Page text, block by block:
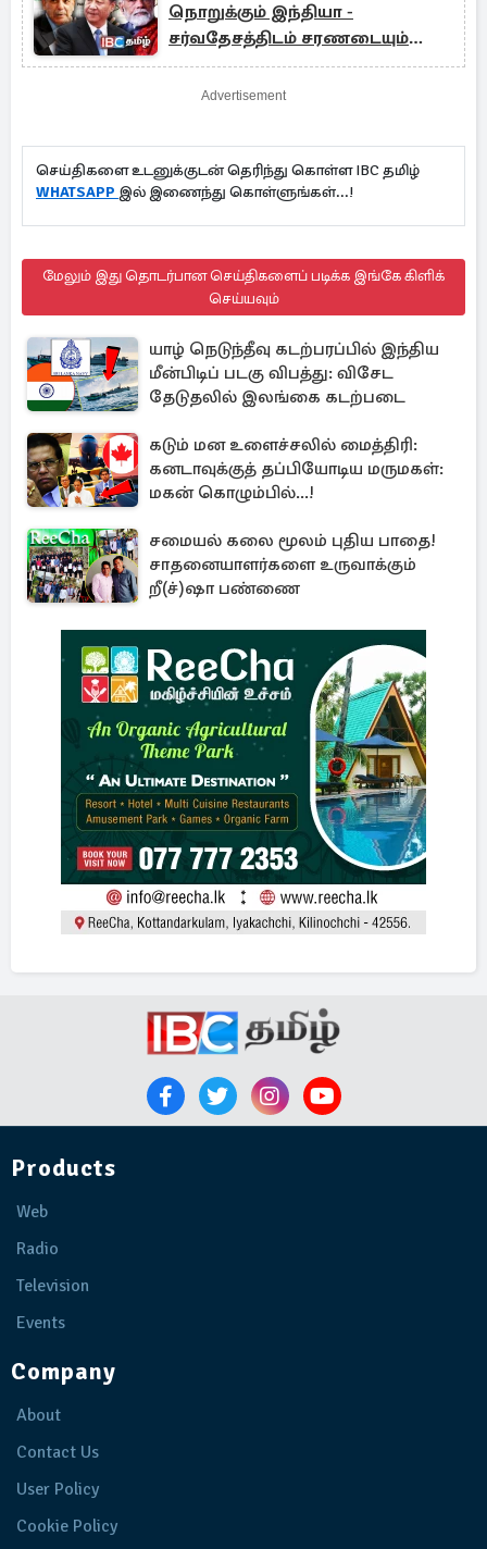
நொறுக்கும் இந்தியா -
சர்வதேசத்திடம் சரணடையும்
பாகிஸ்தான்
Advertisement
செய்திகளை உடனுக்குடன் தெரிந்து கொள்ள IBC தமிழ்
WHATSAPP இல் இணைந்து கொள்ளுங்கள்...!
மேலும் இது தொடர்பான செய்திகளைப் படிக்க இங்கே கிளிக்
செய்யவும்
யாழ் நெடுந்தீவு கடற்பரப்பில் இந்திய
மீன்பிடிப் படகு விபத்து: விசேட
தேடுதலில் இலங்கை கடற்படை
கடும் மன உளைச்சலில் மைத்திரி:
கனடாவுக்குத் தப்பியோடிய மருமகள்:
மகன் கொழும்பில்...!
சமையல் கலை மூலம் புதிய பாதை!
சாதனையாளர்களை உருவாக்கும்
றீ(ச்)ஷா பண்ணை
Products
Web
Radio
Television
Events
Company
About
Contact Us
User Policy
Cookie Policy